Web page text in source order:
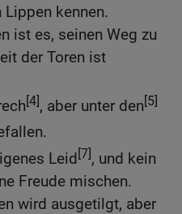
kennen.
ist es, seinen Weg zu
der Toren ist
[4], aber unter den[5]
Leid[7], und kein
Freude mischen.
wird ausgetilgt, aber